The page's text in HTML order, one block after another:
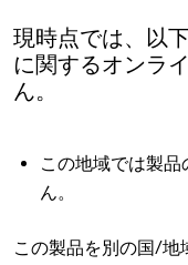
現時点では、以
に関するオンラ
ん。
この地域では製
ん。
この製品を別の国/地